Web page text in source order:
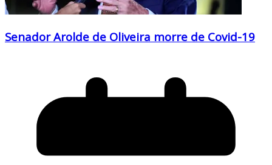
Senador Arolde de Oliveira morre de Covid-19